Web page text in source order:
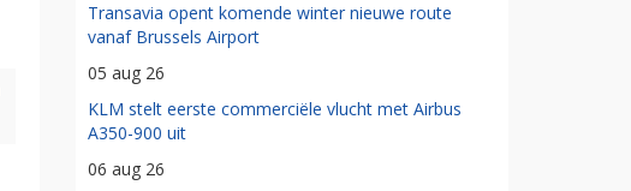
Transavia opent komende winter nieuwe route
vanaf Brussels Airport
05 aug 26
KLM stelt eerste commerciële vlucht met Airbus
A350-900 uit
06 aug 26